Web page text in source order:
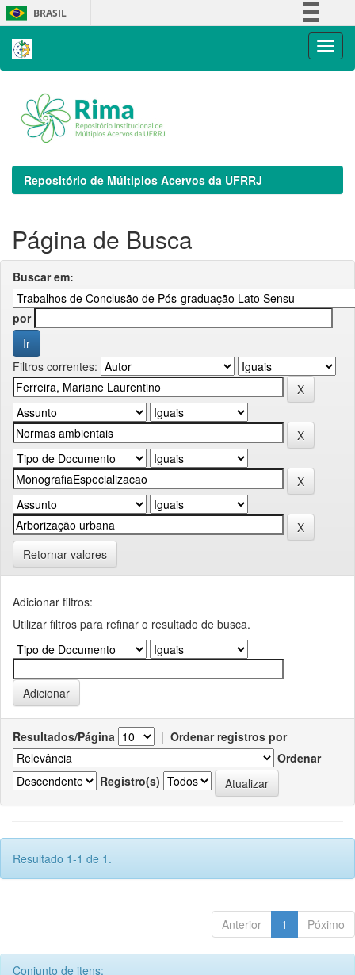
Skip
navigation
BRASIL
Repositório de Múltiplos Acervos da UFRRJ
Página de Busca
Buscar em:
por
Filtros correntes:
Retornar valores
Adicionar filtros:
Utilizar filtros para refinar o resultado de busca.
Resultados/Página | Ordenar registros por
Ordenar
Registro(s)
Resultado 1-1 de 1.
Anterior 1 Póximo
Conjunto de itens: